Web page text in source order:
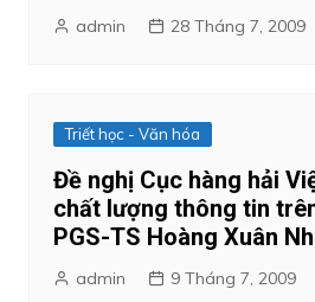
admin 28 Tháng 7, 2009
Triết học - Văn hóa
Đề nghị Cục hàng hải
chất lượng thông tin
PGS-TS Hoàng Xuân
admin 9 Tháng 7, 2009